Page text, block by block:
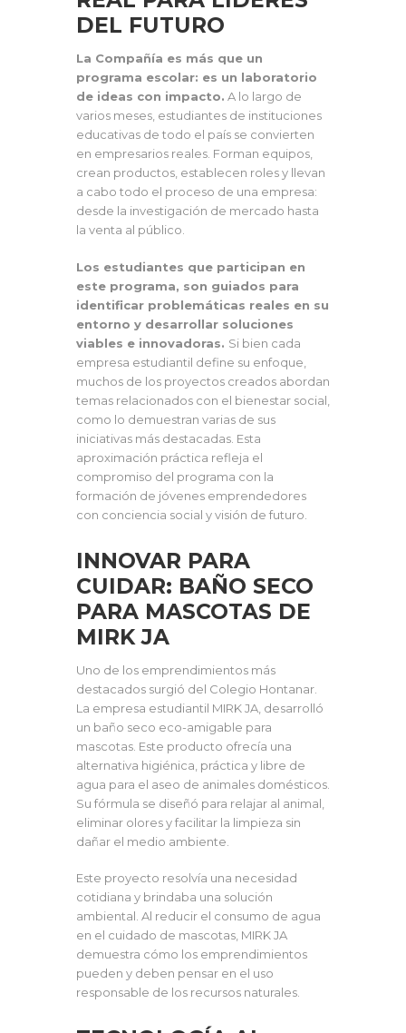
DEL FUTURO
La Compañía es más que un
programa escolar: es un laboratorio
de ideas con impacto. A lo largo de
varios meses, estudiantes de instituciones
educativas de todo el país se convierten
en empresarios reales. Forman equipos,
crean productos, establecen roles y llevan
a cabo todo el proceso de una empresa:
desde la investigación de mercado hasta
la venta al público.
Los estudiantes que participan en
este programa, son guiados para
identificar problemáticas reales en su
entorno y desarrollar soluciones
viables e innovadoras. Si bien cada
empresa estudiantil define su enfoque,
muchos de los proyectos creados abordan
temas relacionados con el bienestar social,
como lo demuestran varias de sus
iniciativas más destacadas. Esta
aproximación práctica refleja el
compromiso del programa con la
formación de jóvenes emprendedores
con conciencia social y visión de futuro.
INNOVAR PARA
CUIDAR: BAÑO SECO
PARA MASCOTAS DE
MIRK JA
Uno de los emprendimientos más
destacados surgió del Colegio Hontanar.
La empresa estudiantil MIRK JA, desarrolló
un baño seco eco-amigable para
mascotas. Este producto ofrecía una
alternativa higiénica, práctica y libre de
agua para el aseo de animales domésticos.
Su fórmula se diseñó para relajar al animal,
eliminar olores y facilitar la limpieza sin
dañar el medio ambiente.
Este proyecto resolvía una necesidad
cotidiana y brindaba una solución
ambiental. Al reducir el consumo de agua
en el cuidado de mascotas, MIRK JA
demuestra cómo los emprendimientos
pueden y deben pensar en el uso
responsable de los recursos naturales.